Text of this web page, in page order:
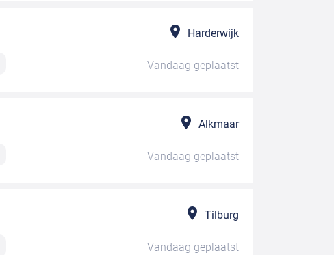
Harderwijk
Vandaag geplaatst
Alkmaar
Vandaag geplaatst
Tilburg
Vandaag geplaatst